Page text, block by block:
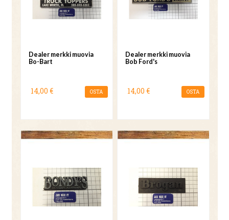
Dealer merkki muovia
Bo-Bart
14,00 € OSTA
Dealer merkki muovia
Bob Ford's
14,00 € OSTA